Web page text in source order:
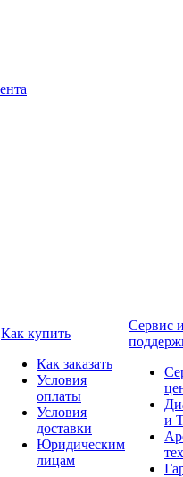
Как купить
Как заказать
Условия
оплаты
Условия
доставки
Юридическим
лицам
Сервис
и